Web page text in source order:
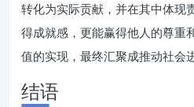
转化为实际贡献，并在其中体现
得成就感，更能赢得他人的尊重
值的实现，最终汇聚成推动社会
结语